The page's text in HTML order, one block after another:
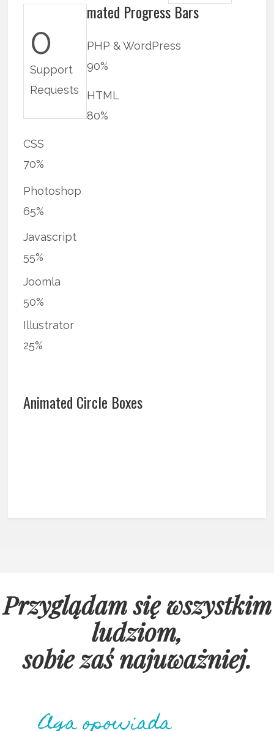
0
Support
Requests
mated Progress Bars
PHP & WordPress
90%
HTML
80%
CSS
70%
Photoshop
65%
Javascript
55%
Joomla
50%
Illustrator
25%
Animated Circle Boxes
Przyglądam się wszystkim
ludziom,
sobie zaś najuważniej.